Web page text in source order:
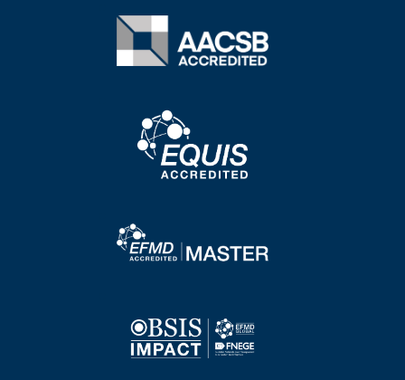
Image
Image
Image
Image